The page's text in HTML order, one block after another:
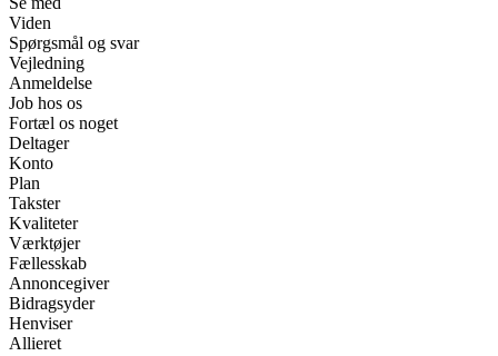
Viden
Spørgsmål og svar
Vejledning
Anmeldelse
Job hos os
Fortæl os noget
Deltager
Konto
Plan
Takster
Kvaliteter
Værktøjer
Fællesskab
Annoncegiver
Bidragsyder
Henviser
Allieret